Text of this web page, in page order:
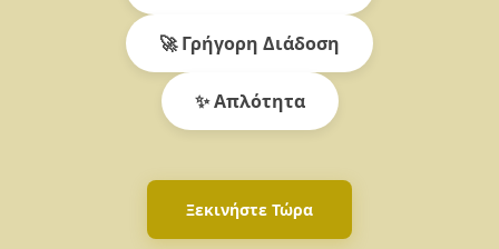
🚀 Γρήγορη Διάδοση
✨ Απλότητα
Ξεκινήστε Τώρα